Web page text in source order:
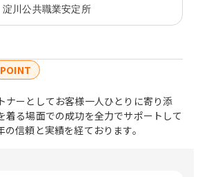
淀川公共職業安定所
POINT
ナーとしてお客様一人ひとりに寄り添
着る場面での成功を全力でサポートして
信頼と実績を経ております。